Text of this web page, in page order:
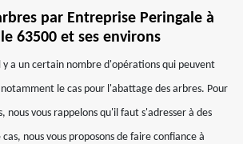
par Entreprise Peringale à
63500 et ses environs
y a un certain nombre d'opérations qui peuvent
le cas pour l'abattage des arbres. Pour
nous vous rappelons qu'il faut s'adresser à des
nous vous proposons de faire confiance à